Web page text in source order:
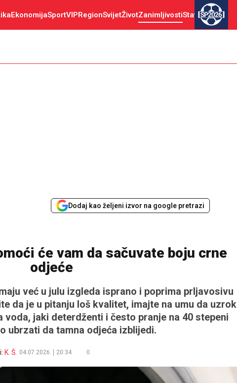
EkonomijaSportVIPRegionSvijetŽivotZanimljivostiStav SP2026
Dodaj kao željeni izvor na google pretrazi
će vam da sačuvate boju crne
odjeće
već u julu izgleda isprano i poprima prljavosivu
da je u pitanju loš kvalitet, imajte na umu da uzrok
voda, jaki deterdženti i često pranje na 40 stepeni
ubrzati da tamna odjeća izblijedi.
K. Š. 04.07.2026. 20:34 0